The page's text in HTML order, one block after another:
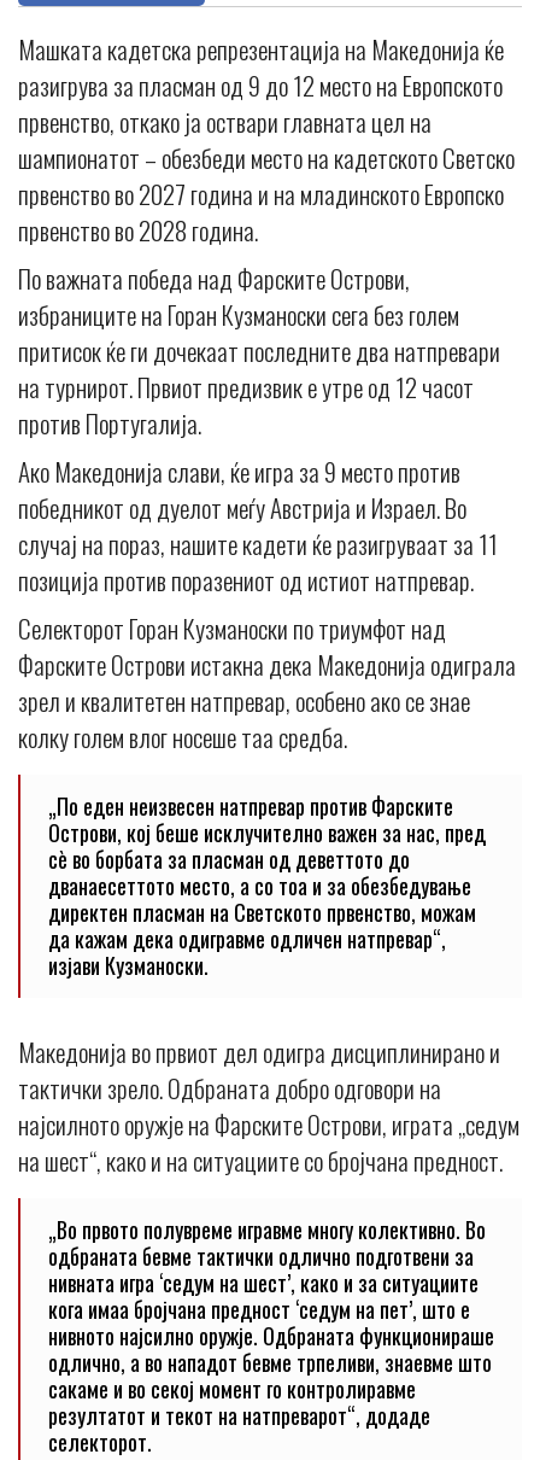
Машката кадетска репрезентација на Македонија ќе
разигрува за пласман од 9 до 12 место на Европското
првенство, откако ја оствари главната цел на
шампионатот – обезбеди место на кадетското Светско
првенство во 2027 година и на младинското Европско
првенство во 2028 година.
По важната победа над Фарските Острови,
избраниците на Горан Кузманоски сега без голем
притисок ќе ги дочекаат последните два натпревари
на турнирот. Првиот предизвик е утре од 12 часот
против Португалија.
Ако Македонија слави, ќе игра за 9 место против
победникот од дуелот меѓу Австрија и Израел. Во
случај на пораз, нашите кадети ќе разигруваат за 11
позиција против поразениот од истиот натпревар.
Селекторот Горан Кузманоски по триумфот над
Фарските Острови истакна дека Македонија одиграла
зрел и квалитетен натпревар, особено ако се знае
колку голем влог носеше таа средба.
„По еден неизвесен натпревар против Фарските
Острови, кој беше исклучително важен за нас, пред
сè во борбата за пласман од деветтото до
дванаесеттото место, а со тоа и за обезбедување
директен пласман на Светското првенство, можам
да кажам дека одигравме одличен натпревар“,
изјави Кузманоски.
Македонија во првиот дел одигра дисциплинирано и
тактички зрело. Одбраната добро одговори на
најсилното оружје на Фарските Острови, играта „седум
на шест“, како и на ситуациите со бројчана предност.
„Во првото полувреме игравме многу колективно. Во
одбраната бевме тактички одлично подготвени за
нивната игра ‘седум на шест’, како и за ситуациите
кога имаа бројчана предност ‘седум на пет’, што е
нивното најсилно оружје. Одбраната функционираше
одлично, а во нападот бевме трпеливи, знаевме што
сакаме и во секој момент го контролиравме
резултатот и текот на натпреварот“, додаде
селекторот.